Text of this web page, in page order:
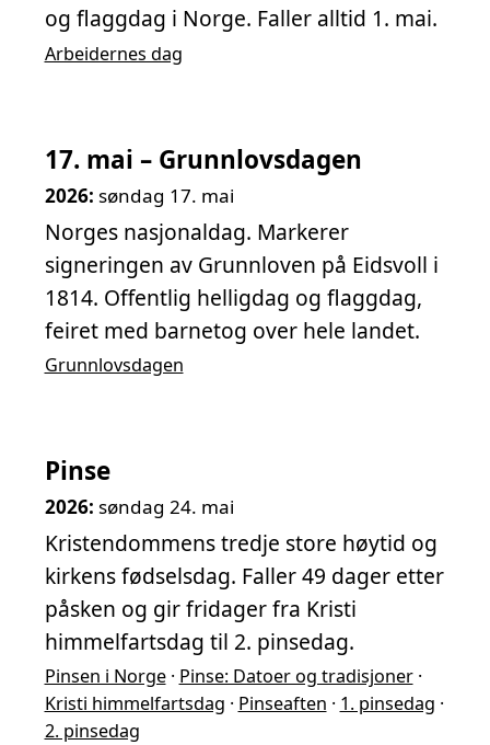
og flaggdag i Norge. Faller alltid 1. mai.
Arbeidernes dag
17. mai – Grunnlovsdagen
2026: søndag 17. mai
Norges nasjonaldag. Markerer
signeringen av Grunnloven på Eidsvoll i
1814. Offentlig helligdag og flaggdag,
feiret med barnetog over hele landet.
Grunnlovsdagen
Pinse
2026: søndag 24. mai
Kristendommens tredje store høytid og
kirkens fødselsdag. Faller 49 dager etter
påsken og gir fridager fra Kristi
himmelfartsdag til 2. pinsedag.
Pinsen i Norge · Pinse: Datoer og tradisjoner ·
Kristi himmelfartsdag · Pinseaften · 1. pinsedag ·
2. pinsedag